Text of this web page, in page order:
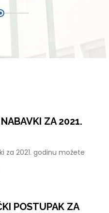
ZA 2021.
za 2021. godinu možete
POSTUPAK ZA